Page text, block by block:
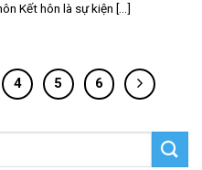
Kết hôn là sự kiện [...]
4 5 6